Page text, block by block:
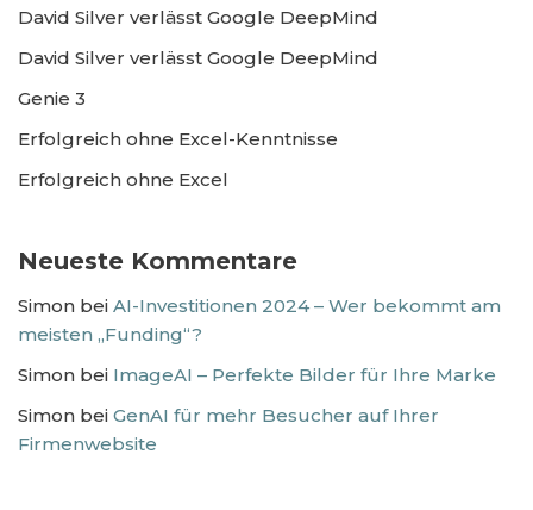
David Silver verlässt Google DeepMind
David Silver verlässt Google DeepMind
Genie 3
Erfolgreich ohne Excel-Kenntnisse
Erfolgreich ohne Excel
Neueste Kommentare
Simon bei AI-Investitionen 2024 – Wer bekommt am
meisten „Funding“?
Simon bei ImageAI – Perfekte Bilder für Ihre Marke
Simon bei GenAI für mehr Besucher auf Ihrer
Firmenwebsite